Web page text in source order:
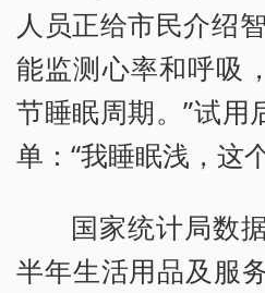
人员正给市民介绍
能监测心率和呼吸
节睡眠周期。”试用
单：“我睡眠浅，这
国家统计局数
半年生活用品及服